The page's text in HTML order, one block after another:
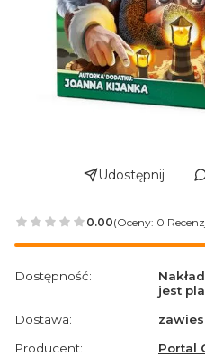
Udostępnij
0.00(Oceny: 0
Przejdź do sekcji
Dostępność:
jest
Dostawa:
Producent:
Portal